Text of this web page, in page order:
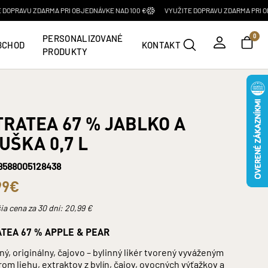
PRI OBJEDNÁVKE NAD 100 € VYUŽITE DOPRAVU ZDARMA PRI OBJEDNÁVKE
LIMITOVANÉ EDÍCIE
Produkty
PERSONALIZOVANÉ
PRODUKTY
KONTAKT
0
67 % JABLKO A
0,7 L
cena za 30 dní: 20,99€
67 % APPLE & PEAR
originálny, čajovo – bylinný likér tvorený vyváženým
liehu, extraktov z bylín, čajov, ovocných výťažkov a